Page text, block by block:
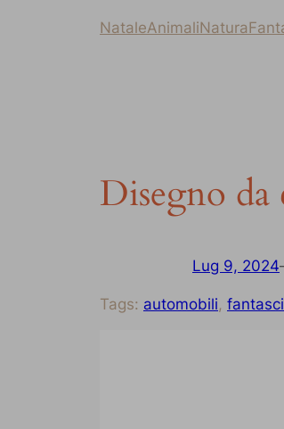
NataleAnimaliNatura
Disegno
Lug 9, 2024
Tags: automobili,